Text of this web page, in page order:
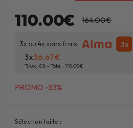
110.00€ 164.00€
PROMO -33%
3x ou 4x sans frais : 3x
3x36.67
Taux : 0% - Total : 110.00
Sélection taille :